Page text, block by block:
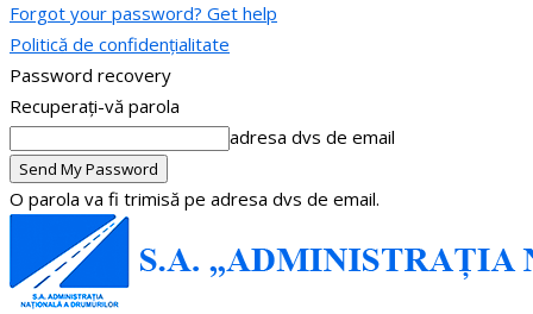
Forgot your password? Get help
Politică de confidențialitate
Password recovery
Recuperați-vă parola
adresa dvs de email
O parola va fi trimisă pe adresa dvs de email.